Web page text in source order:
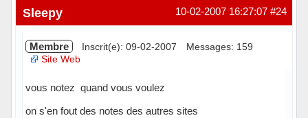
#24
10-02-2007 16:27:07
Sleepy
Membre Inscrit(e): 09-02-2007
Messages: 159
Site Web
vous notez quand vous voulez
on s'en fout des notes des autres sites